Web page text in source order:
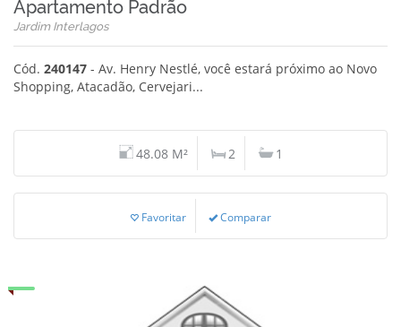
Apartamento Padrão
Jardim Interlagos
Cód. 240147 - Av. Henry Nestlé, você estará próximo ao Novo
Shopping, Atacadão, Cervejari...
48.08 M² 2 1
Favoritar Comparar